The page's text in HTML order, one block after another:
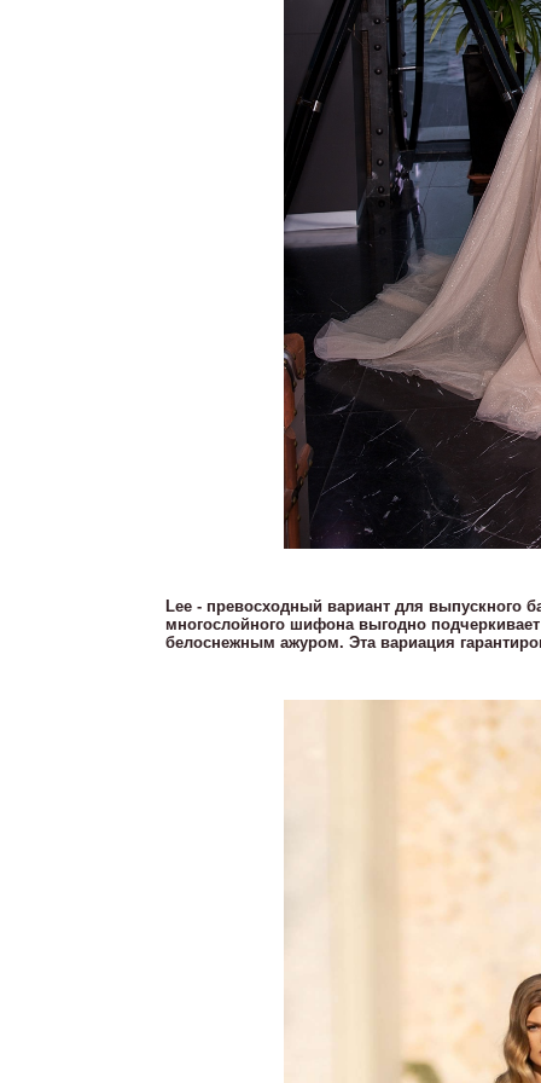
Lee - превосходный вариант для выпускного
многослойного шифона выгодно
белоснежным ажуром. Эта вариация